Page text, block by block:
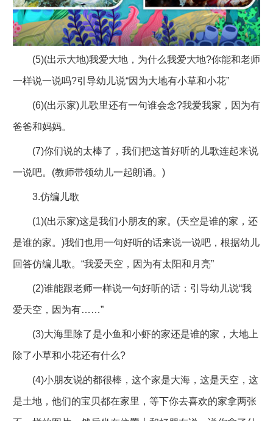
(5)(出示大地)我爱大地，为什么我爱大地?你能和老师
一样说一说吗?引导幼儿说“因为大地有小草和小花”
(6)(出示家)儿歌里还有一句谁会念?我爱我家，因为有
爸爸和妈妈。
(7)你们说的太棒了，我们把这首好听的儿歌连起来说
一说吧。(教师带领幼儿一起朗诵。)
3.仿编儿歌
(1)(出示家)这是我们小朋友的家。(天空是谁的家，还
是谁的家。)我们也用一句好听的话来说一说吧，根据幼儿
回答仿编儿歌。“我爱天空，因为有太阳和月亮”
(2)谁能跟老师一样说一句好听的话：引导幼儿说“我
爱天空，因为有……”
(3)大海里除了是小鱼和小虾的家还是谁的家，大地上
除了小草和小花还有什么?
(4)小朋友说的都很棒，这个家是大海，这是天空，这
是土地，他们的宝贝都在家里，等下你去喜欢的家拿两张